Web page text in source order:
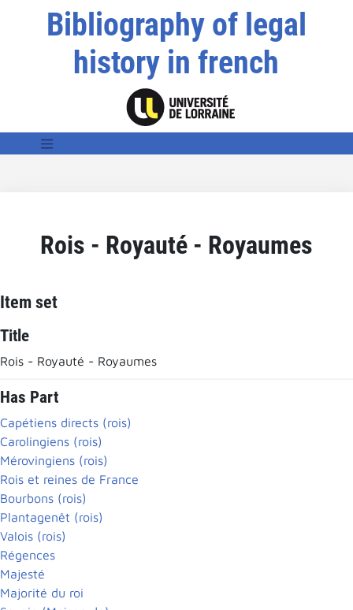
Bibliography of legal
history in french
Rois - Royauté - Royaumes
Item set
Title
Rois - Royauté - Royaumes
Has Part
Capétiens directs (rois)
Carolingiens (rois)
Mérovingiens (rois)
Rois et reines de France
Bourbons (rois)
Plantagenêt (rois)
Valois (rois)
Régences
Majesté
Majorité du roi